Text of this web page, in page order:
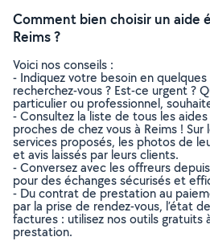
Comment bien choisir un aide
Reims ?
Voici nos conseils :
- Indiquez votre besoin en
recherchez-vous ? Est-ce urgent ?
particulier ou professionnel,
- Consultez la liste de tous les
proches de chez vous à Reims !
services proposés, les photos de
et avis laissés par leurs clients.
- Conversez avec les offreurs
pour des échanges sécurisés et
- Du contrat de prestation au
par la prise de rendez-vous, l’état
factures : utilisez nos outils
prestation.